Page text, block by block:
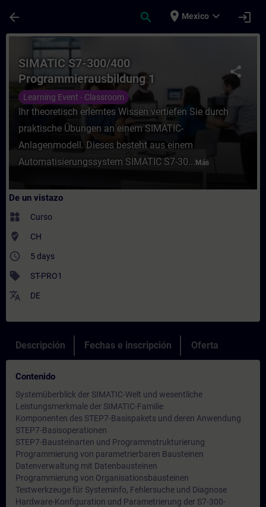
arrow_back search place Mexico expand_more login
Curso - SIMATIC S7-300/400
share
SIMATIC S7-300/400
Programmierausbildung 1
Learning Event - Classroom
Ihr theoretisch erlerntes Wissen vertiefen Sie durch
praktische Übungen an einem SIMATIC-
Anlagenmodell. Dieses besteht aus einem
Automatisierungssystem SIMATIC S7-30... Más
De un vistazo
widgets Curso
where_to_vote CH
access_time 5 days
sell ST-PRO1
translate DE
Descripción Fechas e inscripción Oferta
Contenido
Systemüberblick der SIMATIC-Welt und wesentliche
Leistungsmerkmale der SIMATIC-Familie
Komponenten des STEP7-Basispakets und deren Anwendung
STEP7-Basisoperationen
STEP7-Bausteinarten und Programmstrukturierung
Programmierung von parametrierbaren Bausteinen
Datenverwaltung mit Datenbausteinen
Programmierung von Organisationsbausteinen
Testwerkzeuge für Systeminfo, Fehlersuche und Diagnose
Hardware-Konfiguration und Parametrierung der S7-300-